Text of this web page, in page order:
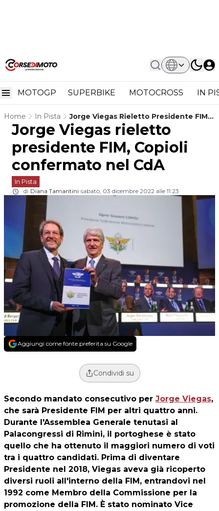
MOTOGP SUPERBIKE MOTOCROSS IN
Home In Pista
Jorge Viegas Rieletto Presidente FIM,
Copioli Confermato Nel CdA
Jorge Viegas rieletto
presidente FIM, Copioli
confermato nel CdA
In Pista
di Diana Tamantini sabato, 03 dicembre 2022 alle 11:23
Aggiungi come fonte preferita su Google
Condividi su
Secondo mandato consecutivo per Jorge Viegas,
che sarà Presidente FIM per altri quattro anni.
Durante l'Assemblea Generale tenutasi al
Palacongressi di Rimini, il portoghese è stato
quello che ha ottenuto il maggiori numero di voti
tra i quattro candidati. Prima di diventare
Presidente nel 2018, Viegas aveva già ricoperto
diversi ruoli all'interno della FIM, entrandovi nel
1992 come Membro della Commissione per la
promozione della FIM. È stato nominato Vice